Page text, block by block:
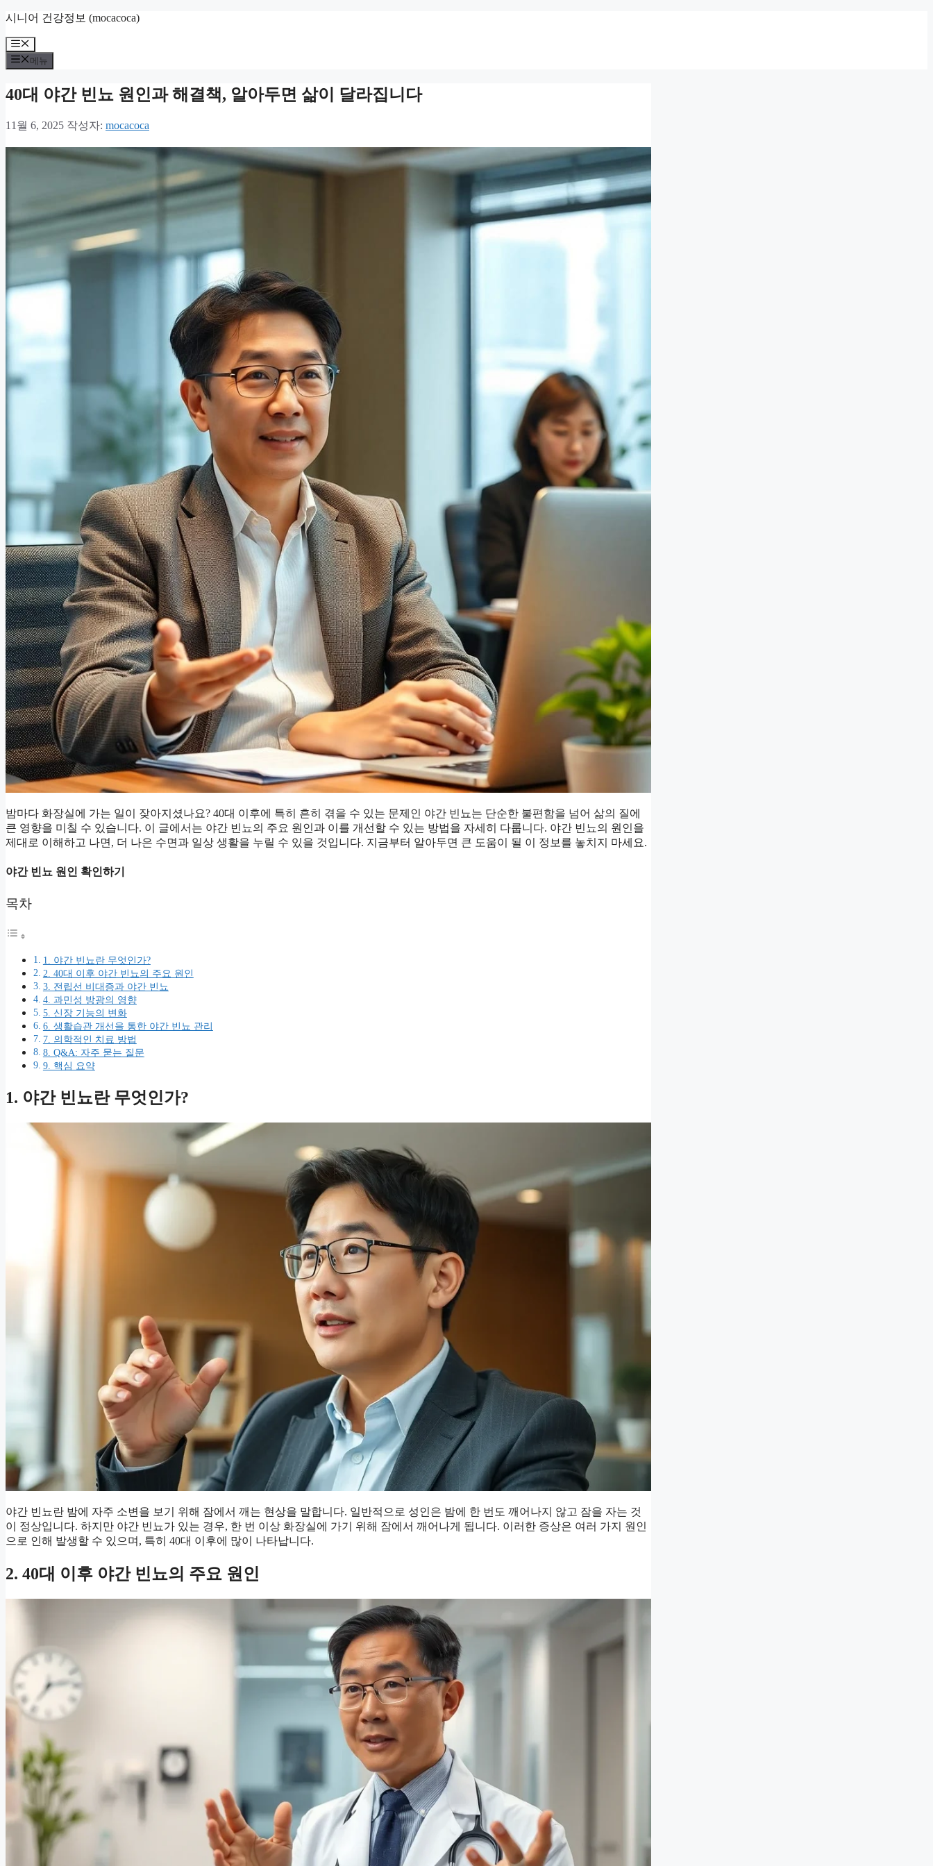
컨
츠
로
너
기
시니어 건강정보 (mocacoca)
메
뉴
메뉴
40대 야간 빈뇨 원인과 해결책, 알아두면 삶이 달라집니다
11월 6, 2025 작성자: mocacoca
밤마다 화장실에 가는 일이 잦아지셨나요? 40대 이후에 특히 흔히 겪을 수 있는 문제인 야간 빈뇨는 단순한 불편함을 넘어 삶의 질에
큰 영향을 미칠 수 있습니다. 이 글에서는 야간 빈뇨의 주요 원인과 이를 개선할 수 있는 방법을 자세히 다룹니다. 야간 빈뇨의 원인을
제대로 이해하고 나면, 더 나은 수면과 일상 생활을 누릴 수 있을 것입니다. 지금부터 알아두면 큰 도움이 될 이 정보를 놓치지 마세요.
야간 빈뇨 원인 확인하기
목차
1. 야간 빈뇨란 무엇인가?
2. 40대 이후 야간 빈뇨의 주요 원인
3. 전립선 비대증과 야간 빈뇨
4. 과민성 방광의 영향
5. 신장 기능의 변화
6. 생활습관 개선을 통한 야간 빈뇨 관리
7. 의학적인 치료 방법
8. Q&A: 자주 묻는 질문
9. 핵심 요약
1. 야간 빈뇨란 무엇인가?
야간 빈뇨란 밤에 자주 소변을 보기 위해 잠에서 깨는 현상을 말합니다. 일반적으로 성인은 밤에 한 번도 깨어나지 않고 잠을 자는 것
이 정상입니다. 하지만 야간 빈뇨가 있는 경우, 한 번 이상 화장실에 가기 위해 잠에서 깨어나게 됩니다. 이러한 증상은 여러 가지 원인
으로 인해 발생할 수 있으며, 특히 40대 이후에 많이 나타납니다.
2. 40대 이후 야간 빈뇨의 주요 원인